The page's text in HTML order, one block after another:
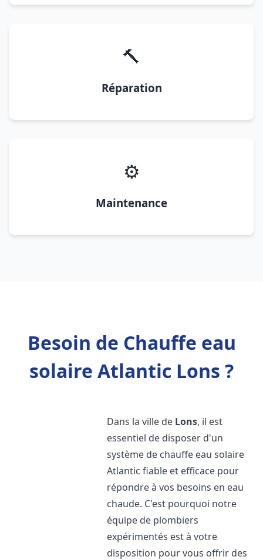
🔨
Réparation
⚙️
Maintenance
Besoin de Chauffe eau
solaire Atlantic Lons ?
Dans la ville de Lons, il est
essentiel de disposer d'un
système de chauffe eau solaire
Atlantic fiable et efficace pour
répondre à vos besoins en eau
chaude. C'est pourquoi notre
équipe de plombiers
expérimentés est à votre
disposition pour vous offrir des